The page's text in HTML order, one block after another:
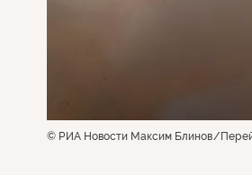
© РИА Новости Максим Блинов